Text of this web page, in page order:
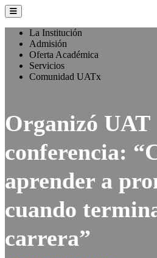
La Institución
Admisión
Oferta Académica
Servicios
Comunidad UATx
Organizó UAT
conferencia:
aprender a
cuando
carrera”